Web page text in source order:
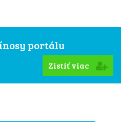
portálu
Zistiť viac